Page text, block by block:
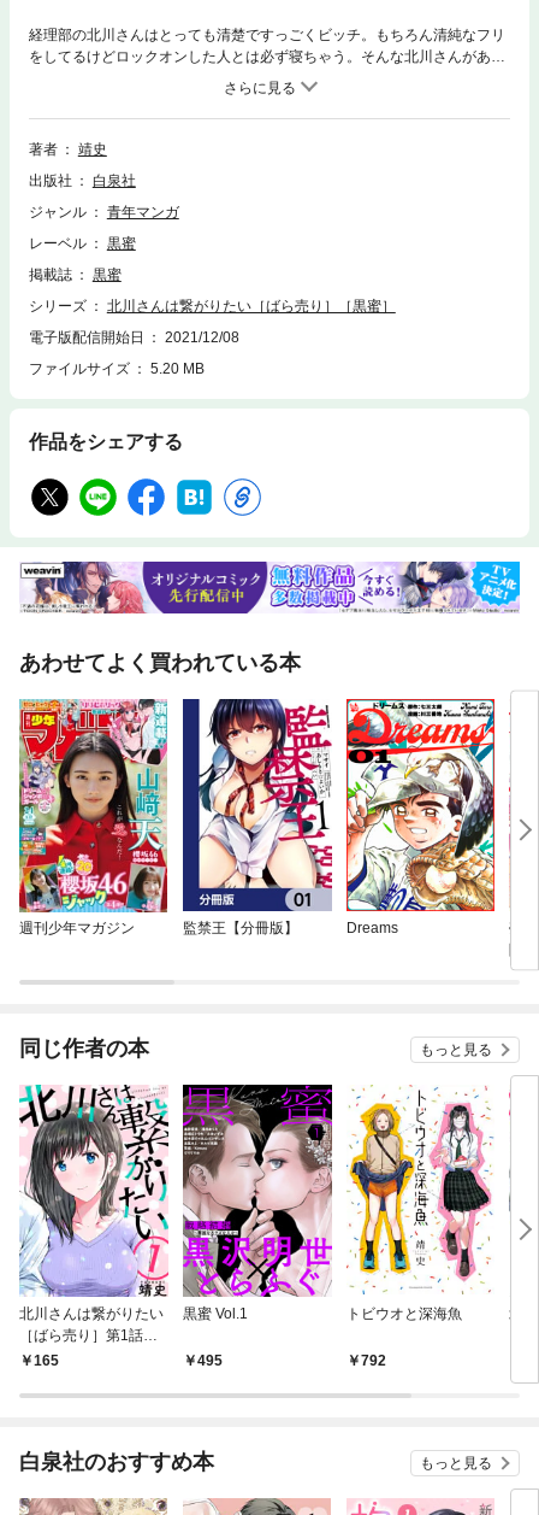
経理部の北川さんはとっても清楚ですっごくビッチ。もちろん清純なフリ
をしてるけどロックオンした人とは必ず寝ちゃう。そんな北川さんがある
日に出会った男性は、おそらく素晴らしいアレの持ち主（偶然触っちゃっ
た）！ 見たい、なめたい、繋がりたい……ところがその男性
は……？？？ とっても清楚ですっごくビッチな北川さんのめくるめくロ
マンス＆エスイーエックスコメディ！（25ページ）
著者
靖史
出版社
白泉社
ジャンル
青年マンガ
レーベル
黒蜜
掲載誌
黒蜜
シリーズ
北川さんは繋がりたい［ばら売り］［黒蜜］
電子版配信開始日
2021/12/08
ファイルサイズ
5.20 MB
作品をシェアする
あわせてよく買われている本
週刊少年マガジン 監禁王【分冊版】 Dreams
売
れる
同じ作者の本 もっと見る
北川さんは繋がりたい
［ばら売り］第1話
［黒蜜］
165
黒蜜 Vol.1
495
トビウオと深海魚
792
北
白泉社のおすすめ本 もっと見る